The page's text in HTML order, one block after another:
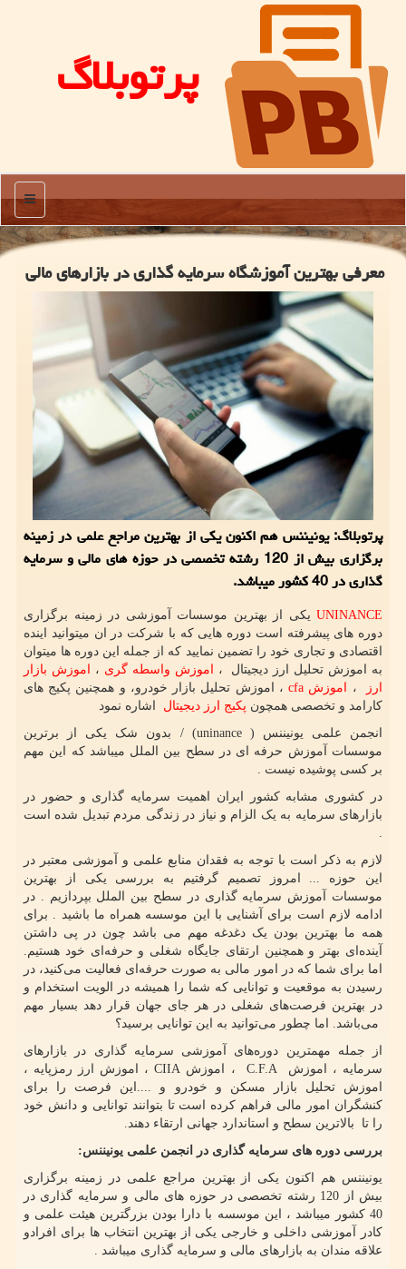
پرتوبلاگ
منو
معرفی بهترین آموزشگاه سرمایه گذاری در بازارهای مالی
پرتوبلاگ: یونیننس هم اكنون یكی از بهترین مراجع علمی در زمینه
برگزاری بیش از 120 رشته تخصصی در حوزه های مالی و سرمایه
گذاری در 40 كشور میباشد.
UNINANCE یکی از بهترین موسسات آموزشی در زمینه برگزاری
دوره های پیشرفته است دوره هایی که با شرکت در ان میتوانید اینده
اقتصادی و تجاری خود را تضمین نمایید که از جمله این دوره ها میتوان
به اموزش تحلیل ارز دیجیتال ،
اموزش واسطه گری ،
اموزش بازار
ارز
، اموزش cfa
، اموزش تحلیل بازار خودرو، و همچنین پکیج های
کارامد و تخصصی همچون پکیج ارز دیجیتال اشاره نمود
انجمن علمی یونیننس ((uninance/ بدون شک یکی از برترین
موسسات آموزش حرفه ای در سطح بین الملل میباشد که این مهم
بر کسی پوشیده نیست .
در کشوری مشابه کشور ایران اهمیت سرمایه گذاری و حضور در
بازارهای سرمایه به یک الزام و نیاز در زندگی مردم تبدیل شده است
.
لازم به ذکر است با توجه به فقدان منابع علمی و آموزشی معتبر در
این حوزه ... امروز تصمیم گرفتیم به بررسی یکی از بهترین
موسسات آموزش سرمایه گذاری در سطح بین الملل بپردازیم . در
ادامه لازم است برای آشنایی با این موسسه همراه ما باشید . برای
همه ما بهترین بودن یک دغدغه مهم می باشد چون در پی داشتن
آینده‌ای بهتر و همچنین ارتقای جایگاه شغلی و حرفه‌ای خود هستیم.
اما برای شما که در امور مالی به صورت حرفه‌ای فعالیت می‌کنید، در
رسیدن به موقعیت و توانایی که شما را همیشه در الویت استخدام و
در بهترین فرصت‌های شغلی در هر جای جهان قرار دهد بسیار مهم
می‌باشد. اما چطور می‌توانید به این توانایی برسید؟
از جمله مهمترین دوره‌های آموزشی سرمایه گذاری در بازارهای
سرمایه ، اموزشC.F.A ، اموزش CIIA، اموزش ارز رمزپایه ،
اموزش تحلیل بازار مسکن و خودرو و ....این فرصت را برای
کنشگران امور مالی فراهم کرده است تا بتوانند توانایی و دانش خود
را تا بالاترین سطح و استاندارد جهانی ارتقاء دهند.
بررسی دوره های سرمایه گذاری در انجمن علمی یونیننس:
یونیننس هم اکنون یکی از بهترین مراجع علمی در زمینه برگزاری
بیش از 120 رشته تخصصی در حوزه های مالی و سرمایه گذاری در
40 کشور میباشد ، این موسسه با دارا بودن بزرگترین هیئت علمی و
کادر آموزشی داخلی و خارجی یکی از بهترین انتخاب ها برای افرادو
علاقه مندان به بازارهای مالی و سرمایه گذاری میباشد .